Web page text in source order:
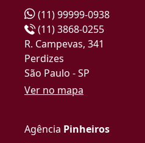
(11) 99999-0938
(11) 3868-0255
R. Campevas, 341
Perdizes
São Paulo - SP
Ver no mapa
Agência Pinheiros